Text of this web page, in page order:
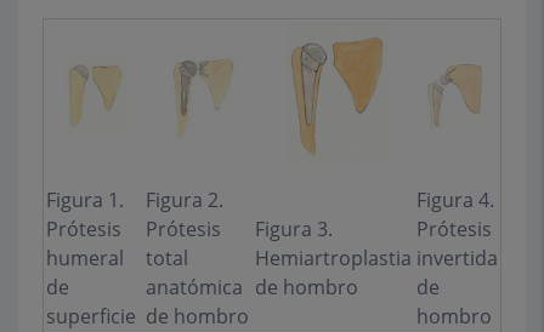
Figura 1.
Prótesis
humeral
de
superficie
Figura 2.
Prótesis
total
anatómica
de hombro
Figura 3.
Hemiartroplastia
de hombro
Figura 4.
Prótesis
invertida
de
hombro